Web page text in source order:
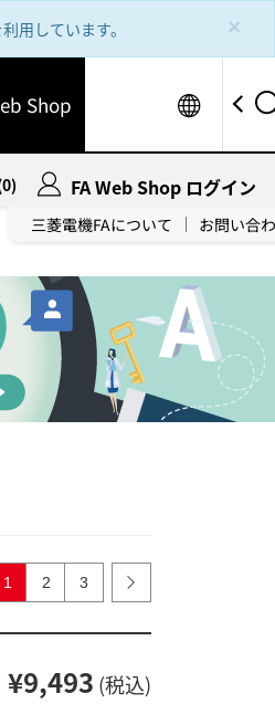
×
用しています。
Shop
三菱電機FAについて お問い合
0) FA Web Shop ログイン
1 2 3
¥9,493 (税込)